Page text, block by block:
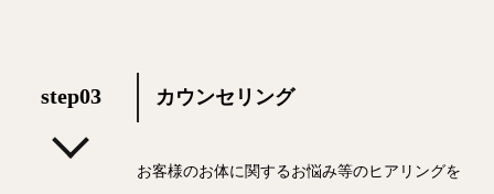
step03 カウンセリング
お客様のお体に関するお悩み等のヒアリングを